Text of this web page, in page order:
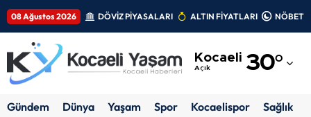
08 Ağustos 2026 DÖVİZ PİYASALARI ALTIN FİYATLARI
Kocaeli
Açık 30°
Adıyaman
Gündem Dünya Yaşam Spor Kocaelispor Sağlık